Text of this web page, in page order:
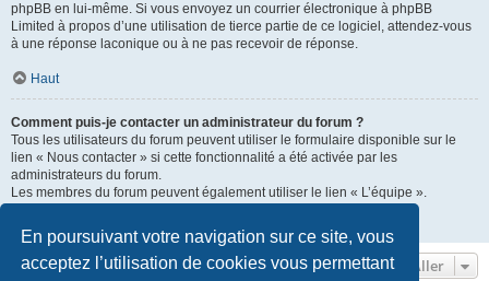
En poursuivant votre navigation sur ce site, vous
acceptez l’utilisation de cookies vous permettant
phpBB en lui-même. Si vous envoyez un courrier électronique à phpBB
Limited à propos d’une utilisation de tierce partie de ce logiciel, attendez-vous
à une réponse laconique ou à ne pas recevoir de réponse.
Haut
Comment puis-je contacter un administrateur du forum ?
Tous les utilisateurs du forum peuvent utiliser le formulaire disponible sur le
lien « Nous contacter » si cette fonctionnalité a été activée par les
administrateurs du forum.
Les membres du forum peuvent également utiliser le lien « L’équipe ».
Haut
Aller